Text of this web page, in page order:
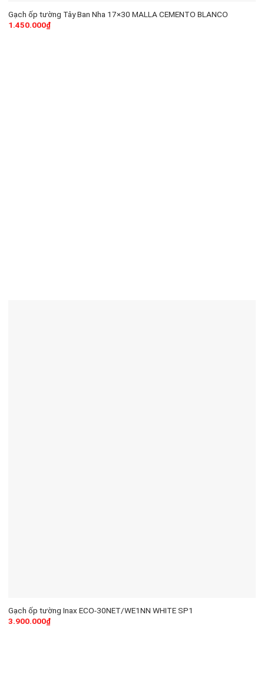
Gạch ốp tường Tây Ban Nha 17×30 MALLA CEMENTO BLANCO
1.450.000₫
Gạch ốp tường Inax ECO-30NET/WE1NN WHITE SP1
3.900.000₫